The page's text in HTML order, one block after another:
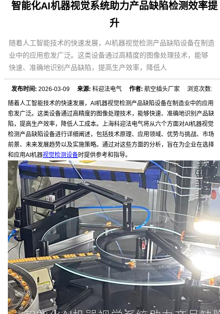
智能化AI机器视觉系统助力产品缺陷检测效率提
升
随着人工智能技术的快速发展，AI机器视觉检测产品缺陷设备在制造
业中的应用愈发广泛。这类设备通过高精度的图像处理技术，能够
快速、准确地识别产品缺陷，提高生产效率，降低人
发布时间: 2026-03-09来源: 科迎法电气作者: 航空插头厂家 浏览次数:
随着人工智能技术的快速发展，AI机器视觉检测产品缺陷设备在制造业中的应用
愈发广泛。这类设备通过高精度的图像处理技术，能够快速、准确地识别产品缺
陷，提高生产效率，降低人工成本。上海科迎法电气将从六个方面对AI机器视觉
检测产品缺陷设备进行详细阐述，包括技术原理、应用领域、优势与挑战、市场
前景、未来发展趋势以及实施策略。通过对这些方面的分析，旨在为企业在选择
和应用AI机器视觉检测设备时提供参考和指导。